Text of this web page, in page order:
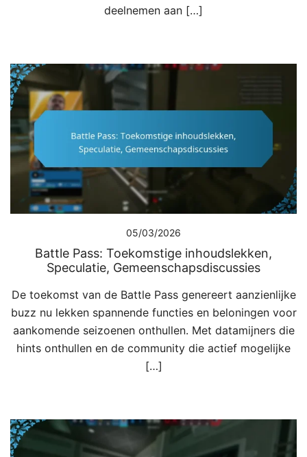
deelnemen aan […]
05/03/2026
Battle Pass: Toekomstige inhoudslekken,
Speculatie, Gemeenschapsdiscussies
De toekomst van de Battle Pass genereert aanzienlijke
buzz nu lekken spannende functies en beloningen voor
aankomende seizoenen onthullen. Met datamijners die
hints onthullen en de community die actief mogelijke
[…]